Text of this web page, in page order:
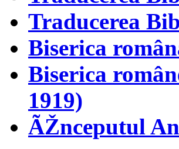
Traducerea
Biserica
Biserica
1919)
ÃŽnceputul